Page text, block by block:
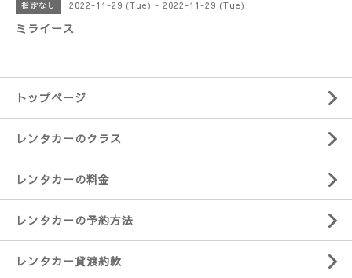
指定なし 2022-11-29 (Tue) - 2022-11-29 (Tue)
ミライース
トップページ
レンタカーのクラス
レンタカーの料金
レンタカーの予約方法
レンタカー貸渡約款